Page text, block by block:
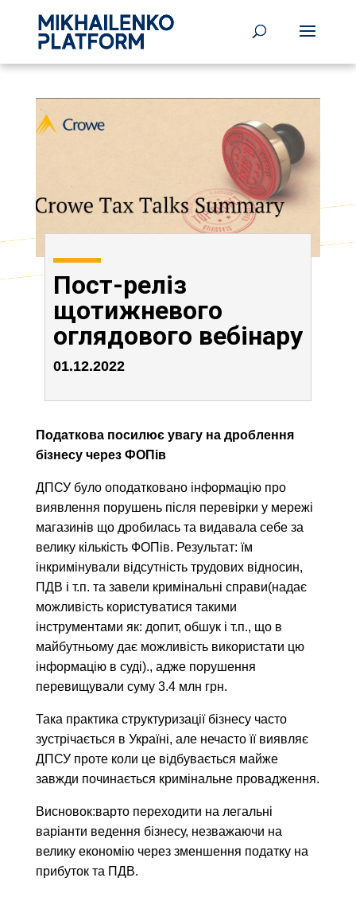
Пост-реліз
щотижневого
оглядового вебінару
01.12.2022
Податкова посилює увагу на дроблення
бізнесу через ФОПів
ДПСУ було оподатковано інформацію про
виявлення порушень після перевірки у мережі
магазинів що дробилась та видавала себе за
велику кількість ФОПів. Результат: їм
інкримінували відсутність трудових відносин,
ПДВ і т.п. та завели кримінальні справи(надає
можливість користуватися такими
інструментами як: допит, обшук і т.п., що в
майбутньому дає можливість використати цю
інформацію в суді)., адже порушення
перевищували суму 3.4 млн грн.
Така практика структуризації бізнесу часто
зустрічається в Україні, але нечасто її виявляє
ДПСУ проте коли це відбувається майже
завжди починається кримінальне провадження.
Висновок:варто переходити на легальні
варіанти ведення бізнесу, незважаючи на
велику економію через зменшення податку на
прибуток та ПДВ.